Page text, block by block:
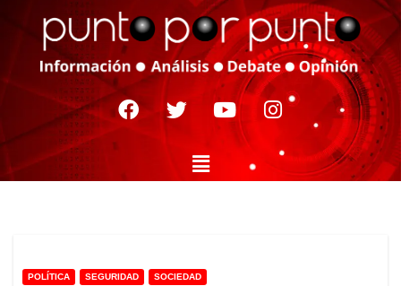
POLÍTICA SEGURIDAD SOCIEDAD